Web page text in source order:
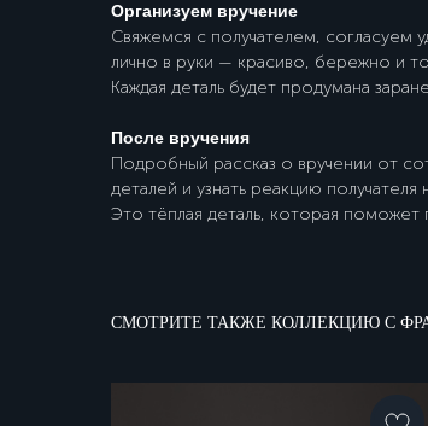
Организуем вручение
Свяжемся с получателем, согласуем
лично в руки — красиво, бережно и
Каждая деталь будет продумана
После вручения
Подробный рассказ о вручении от
деталей и узнать реакцию получателя
Это тёплая деталь, которая поможет
СМОТРИТЕ ТАКЖЕ КОЛЛЕКЦИЮ С